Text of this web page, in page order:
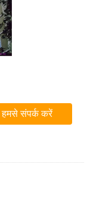
हमसे संपर्क करें